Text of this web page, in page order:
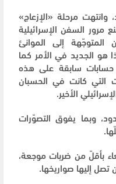
مرحلة «الإزعاج»
مرور السفن الإسرائيلية
إلى الموانئ
هو الجديد في الأمر كما
حسابات سابقة على هذه
التي كانت في الحسبان
الأخير.
وبما يفوق التصوّرات
بأقلّ من ضربات موجعة،
تصل إليها صواريخها.